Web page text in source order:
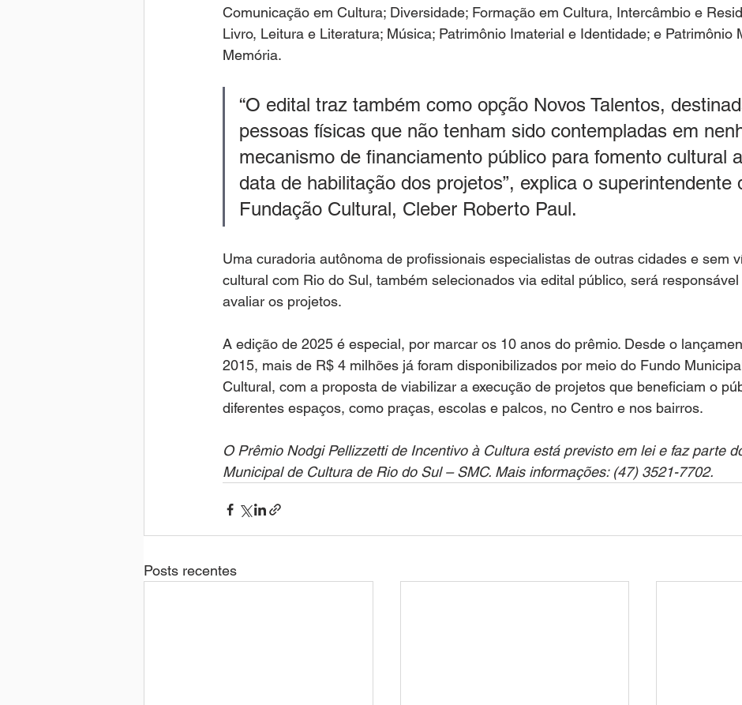
Comunicação em Cultura; Diversidade; Formação em Cultura, Intercâmbio e
Livro, Leitura e Literatura; Música; Patrimônio Imaterial e Identidade; e Patrimônio
Memória.
“O edital traz também como opção Novos Talentos,
pessoas físicas que não tenham sido contempladas em
mecanismo de financiamento público para fomento cultural
data de habilitação dos projetos”, explica o superintendente
Fundação Cultural, Cleber Roberto Paul.
Uma curadoria autônoma de profissionais especialistas de outras cidades e sem
cultural com Rio do Sul, também selecionados via edital público, será
avaliar os projetos.
A edição de 2025 é especial, por marcar os 10 anos do prêmio. Desde o
2015, mais de R$ 4 milhões já foram disponibilizados por meio do Fundo
Cultural, com a proposta de viabilizar a execução de projetos que beneficiam o
diferentes espaços, como praças, escolas e palcos, no Centro e nos bairros.
O Prêmio Nodgi Pellizzetti de Incentivo à Cultura está previsto em lei e faz parte
Municipal de Cultura de Rio do Sul – SMC. Mais informações: (47) 3521-7702.
Posts recentes